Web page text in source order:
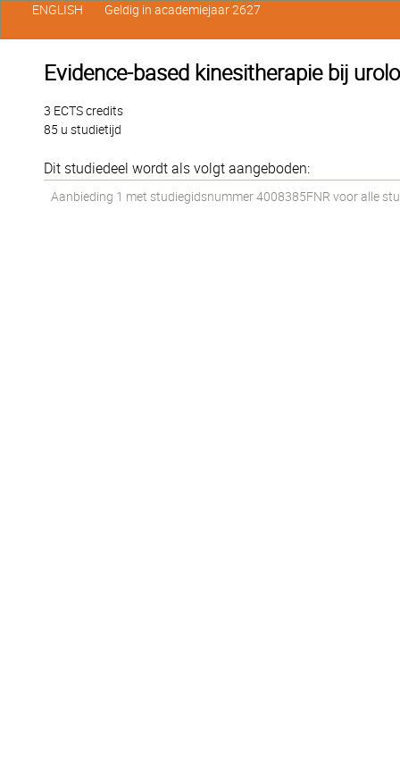
Evidence-based kinesitherapie bij
3 ECTS credits
85 u studietijd
Dit studiedeel wordt als volgt aangeboden:
Aanbieding 1 met studiegidsnummer 4008385FNR voor alle
ENGLISH Geldig in academiejaar 2627